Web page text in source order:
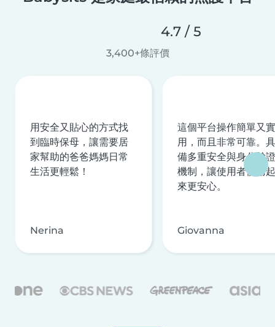
4.7 / 5
3,400+條評價
用安全又貼心的方式找
到臨時保母，讓需要居
家幫助的爸爸媽媽日常
生活更輕鬆！
Nerina
這個平台操作簡單又實
用，而且非常可靠。具
備多重安全與身分驗證
機制，讓使用者使用起
來更安心。
Giovanna